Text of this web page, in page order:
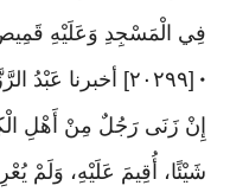
فِي الْمَسْجِدِ وَعَلَيْهِ
•
[٢٠٢٩٩] أخبرنا
إِنْ زَنَى رَجُلٌ مِنْ أَهْلِ
شَيْئًا، أُقِيمَ عَلَيْهِ، وَلَمْ